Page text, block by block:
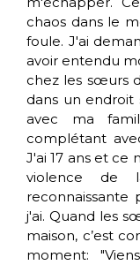
chaos dans le
foule. J'ai
avoir entendu
chez les sœurs
dans un endroit
avec ma
complétant
J'ai 17 ans et ce
violence de
j'ai. Quand les
maison, c’est
moment: